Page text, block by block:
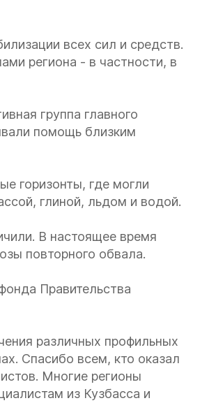
всех сил и средств.
региона - в частности, в
группа главного
помощь близким
горизонты, где могли
глиной, льдом и водой.
В настоящее время
повторного обвала.
Правительства
различных профильных
Спасибо всем, кто оказал
Многие регионы
из Кузбасса и